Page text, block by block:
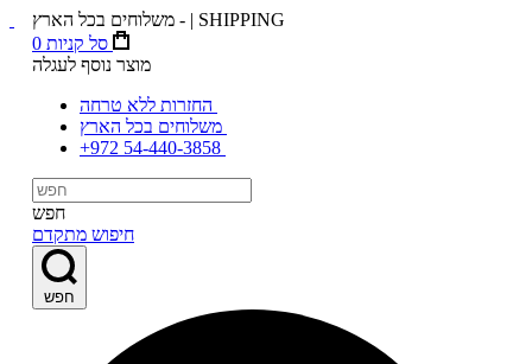
משלוחים בכל הארץ - | SHIPPING
0 סל קניות
מוצר נוסף לעגלה
+972 54-440-3858
חפש
חיפוש מתקדם
חפש